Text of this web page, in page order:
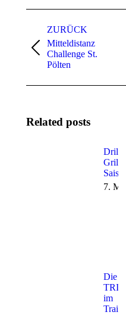
ZURÜCK
Vorheriger
Beitrag:
Mitteldistanz
Challenge St.
Pölten
Related posts
Drill,
Grill
7.
Die
im